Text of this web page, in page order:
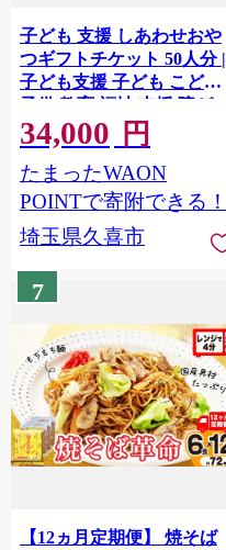
子ども 支援 しあわせおや
つギフトチケット 50人分 |
子ども支援 子ども こども
子供 教育 福祉 支援 障がい
障がい児支援 おやつ チケ
ット 選べる寄付額 埼玉県
久喜市
34,000 円
たまったWAON
POINTで寄附できる！
埼玉県久喜市
7
【12ヵ月定期便】 焼そば